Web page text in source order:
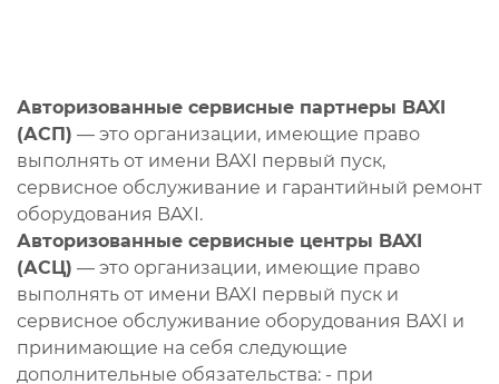
Авторизованные сервисные партнеры BAXI
(АСП) — это организации, имеющие право
выполнять от имени BAXI первый пуск,
сервисное обслуживание и гарантийный ремонт
оборудования BAXI.
Авторизованные сервисные центры BAXI
(АСЦ) — это организации, имеющие право
выполнять от имени BAXI первый пуск и
сервисное обслуживание оборудования BAXI и
принимающие на себя следующие
дополнительные обязательства: - при